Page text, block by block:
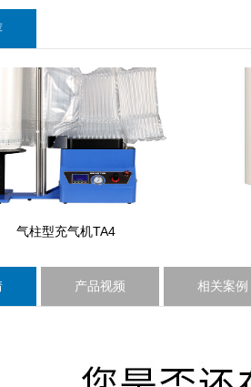
气柱型充气机TA4
产品视频 相关案例